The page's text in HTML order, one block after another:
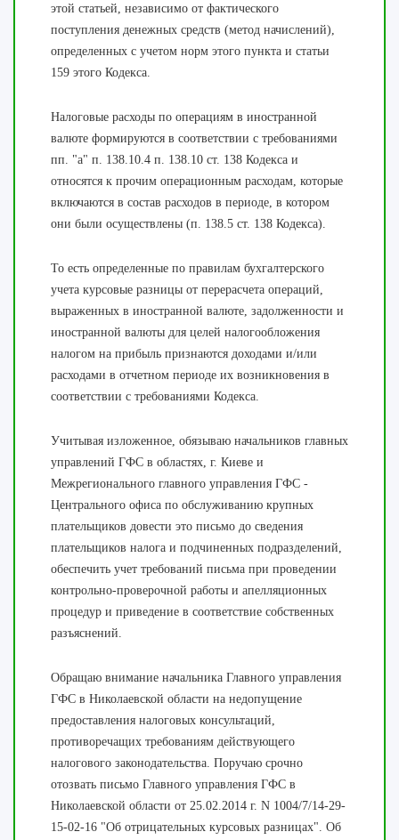
этой статьей, независимо от фактического
поступления денежных средств (метод начислений),
определенных с учетом норм этого пункта и статьи
159 этого Кодекса.
Налоговые расходы по операциям в иностранной
валюте формируются в соответствии с требованиями
пп. "а" п. 138.10.4 п. 138.10 ст. 138 Кодекса и
относятся к прочим операционным расходам, которые
включаются в состав расходов в периоде, в котором
они были осуществлены (п. 138.5 ст. 138 Кодекса).
То есть определенные по правилам бухгалтерского
учета курсовые разницы от перерасчета операций,
выраженных в иностранной валюте, задолженности и
иностранной валюты для целей налогообложения
налогом на прибыль признаются доходами и/или
расходами в отчетном периоде их возникновения в
соответствии с требованиями Кодекса.
Учитывая изложенное, обязываю начальников главных
управлений ГФС в областях, г. Киеве и
Межрегионального главного управления ГФС -
Центрального офиса по обслуживанию крупных
плательщиков довести это письмо до сведения
плательщиков налога и подчиненных подразделений,
обеспечить учет требований письма при проведении
контрольно-проверочной работы и апелляционных
процедур и приведение в соответствие собственных
разъяснений.
Обращаю внимание начальника Главного управления
ГФС в Николаевской области на недопущение
предоставления налоговых консультаций,
противоречащих требованиям действующего
налогового законодательства. Поручаю срочно
отозвать письмо Главного управления ГФС в
Николаевской области от 25.02.2014 г. N 1004/7/14-29-
15-02-16 "Об отрицательных курсовых разницах". Об